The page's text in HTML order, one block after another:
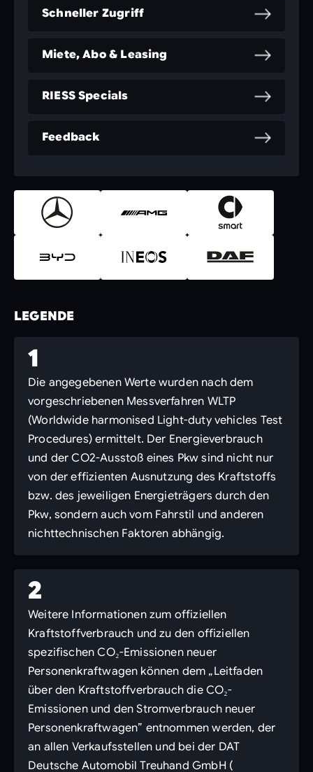
Schneller Zugriff
Miete, Abo & Leasing
RIESS Specials
Feedback
LEGENDE
1
Die angegebenen Werte wurden nach dem
vorgeschriebenen Messverfahren WLTP
(Worldwide harmonised Light-duty vehicles Test
Procedures) ermittelt. Der Energieverbrauch
und der CO2-Ausstoß eines Pkw sind nicht nur
von der effizienten Ausnutzung des Kraftstoffs
bzw. des jeweiligen Energieträgers durch den
Pkw, sondern auch vom Fahrstil und anderen
nichttechnischen Faktoren abhängig.
2
Weitere Informationen zum offiziellen
Kraftstoffverbrauch und zu den offiziellen
spezifischen CO₂-Emissionen neuer
Personenkraftwagen können dem „Leitfaden
über den Kraftstoffverbrauch die CO₂-
Emissionen und den Stromverbrauch neuer
Personenkraftwagen” entnommen werden, der
an allen Verkaufsstellen und bei der DAT
Deutsche Automobil Treuhand GmbH (